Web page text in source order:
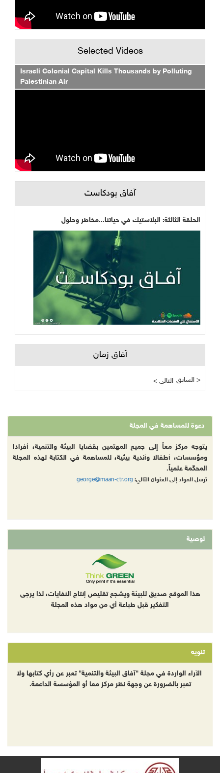
Selected Videos
Israeli Colonial Capital Kills Thousands by Polluting
Palestinian Air
آفاق بودكاست
الحلقة الثالثة: البلاستيك في حياتنا...مخاطر وحلول
آفاق زمان
< التالي السابق >
دعوة للمساهمة في المجلة
يتوجه مركز معاً إلى جميع المهتمين بقضايا البيئة والتنمية، أفرادا
ومؤسسات، أطفالا وأندية بيئية، للمساهمة في الكتابة لهذه المجلة
المحكّمة علمياً.
ترسل المواد إلى العنوان التالي: george@maan-ctr.org
توصية
هذا الموقع صديق للبيئة ويشجع تقليص إنتاج النفايات، لذا يرجى
التفكير قبل طباعة أي من مواد هذه المجلة
تنويه
الآراء الواردة في مجلة "آفاق البيئة والتنمية" تعبر عن رأي كتابها ولا
تعبر بالضرورة عن وجهة نظر مركز معا أو المؤسسة الداعمة.